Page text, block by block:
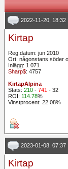
2022-11-20, 18:32
Kirtap
Reg.datum: jun 2010
Ort: någonstans söder
Inlägg: 1 071
Sharp$: 4757
KirtapAlpina
Stats: 210 - 741 - 32
ROI: 114.78%
Vinstprocent: 22.08%
2023-01-08, 07:37
Kirtap